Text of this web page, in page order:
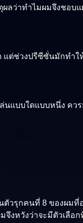
ลว่าทำไมผมจึงชอบ
แต่ช่วงปรีซีซั่นมักทำ
นแบบใดแบบหนึ่ง คว
นตัวรุกคนที่ 8 ของผม
งหวังว่าจะมีตัวเลือ